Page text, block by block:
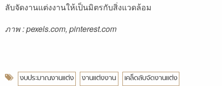
ลับจัดงานแต่งงานให้เป็นมิตรกับสิ่งแวดล้อม
ภาพ : pexels.com, pinterest.com
งบประมาณงานแต่ง งานแต่งงาน เคล็ดลับจัดงานแต่ง